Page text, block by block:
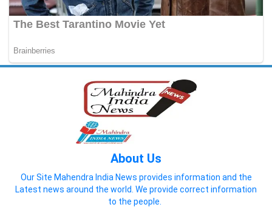
About Us
Our Site Mahendra India News provides information and the
Latest news around the world. We provide correct information
to the people.